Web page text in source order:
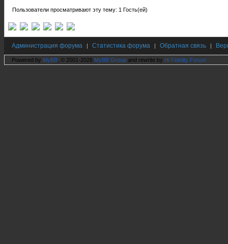
Пользователи просматривают эту тему: 1 Гость(ей)
Администрация форума | Статистика форума | Обратная связь |
Powered by MyBB , © 2001-2026 MyBB Group and rewrite by Hi Fidelity Forum